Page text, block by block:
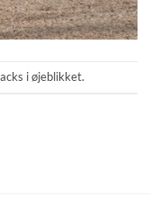
i øjeblikket.